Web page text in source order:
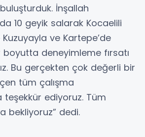
İnşallah
10 geyik salarak Kocaelili
ve Kartepe’de
boyutta deneyimleme fırsatı
Bu gerçekten çok değerli bir
tüm çalışma
teşekkür ediyoruz. Tüm
bekliyoruz” dedi.